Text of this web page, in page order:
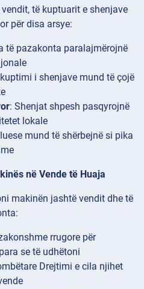
të kuptuarit e shenjave
për disa arsye:
të pazakonta paralajmërojnë
i shenjave mund të çojë
: Shenjat shpesh pasqyrojnë
lokale
mund të shërbejnë si pika
në Vende të Huaja
makinën jashtë vendit dhe të
rrugore për
se të udhëtoni
Drejtimi e cila njihet